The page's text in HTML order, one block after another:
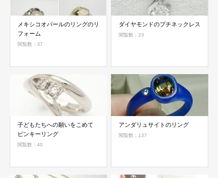
メキシコオパールのリングのリ
フォーム
閲覧数：37
ダイヤモンドのプチネックレス
閲覧数：23
子どもたちへの願いをこめて
ピンキーリング
閲覧数：40
アンダリュサイトのリング
閲覧数：137